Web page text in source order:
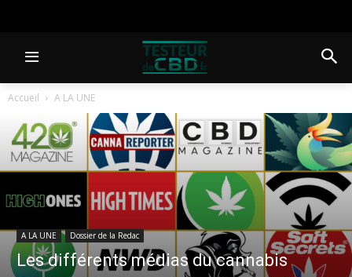
Accueil A LA UNE
A LA UNE Dossier de la Redac
Les différents médias du cannabis